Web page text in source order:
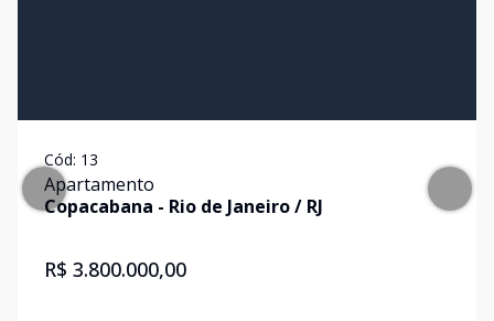
Cód: 13
Apartamento
Copacabana - Rio de Janeiro/ RJ
R$ 3.800.000,00